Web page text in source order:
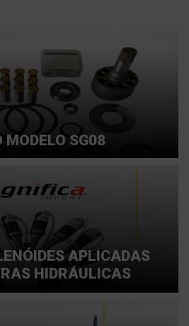
MODELO SG08
APLICADAS
HIDRÁULICAS